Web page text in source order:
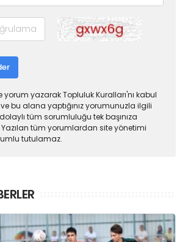
yorum yazarak Topluluk Kuralları'nı kabul
bu alana yaptığınız yorumunuzla ilgili
tüm sorumluluğu tek başınıza
tüm yorumlardan site yönetimi
tutulamaz.